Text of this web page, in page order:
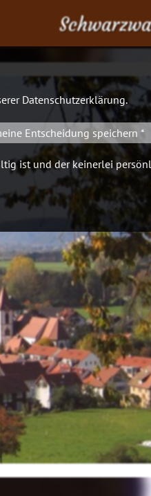
Datenschutzerklärung.
Entscheidung speichern *
ist und der keinerlei